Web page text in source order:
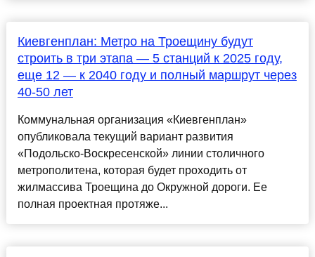
Киевгенплан: Метро на Троещину будут
строить в три этапа — 5 станций к 2025 году,
еще 12 — к 2040 году и полный маршрут через
40-50 лет
Коммунальная организация «Киевгенплан»
опубликовала текущий вариант развития
«Подольско-Воскресенской» линии столичного
метрополитена, которая будет проходить от
жилмассива Троещина до Окружной дороги. Ее
полная проектная протяже...